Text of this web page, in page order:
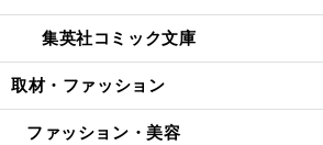
集英社コミック文庫
取材・ファッション
ファッション・美容